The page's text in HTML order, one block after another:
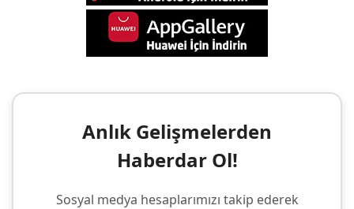
Anlık Gelişmelerden
Haberdar Ol!
Sosyal medya hesaplarımızı takip ederek